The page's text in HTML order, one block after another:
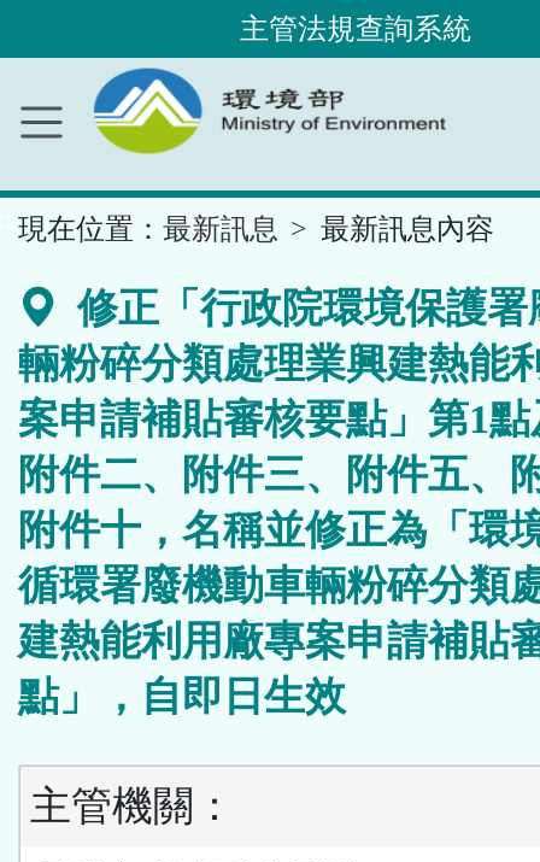
內
容
主管法規查詢系統
現在位置： 最新訊息 最新訊息內容
修正「行政院環境保護署
輛粉碎分類處理業興建熱能
案申請補貼審核要點」第1
附件二、附件三、附件五、
附件十，名稱並修正為「環
循環署廢機動車輛粉碎分類
建熱能利用廠專案申請補貼
點」，自即日生效
主管機關：